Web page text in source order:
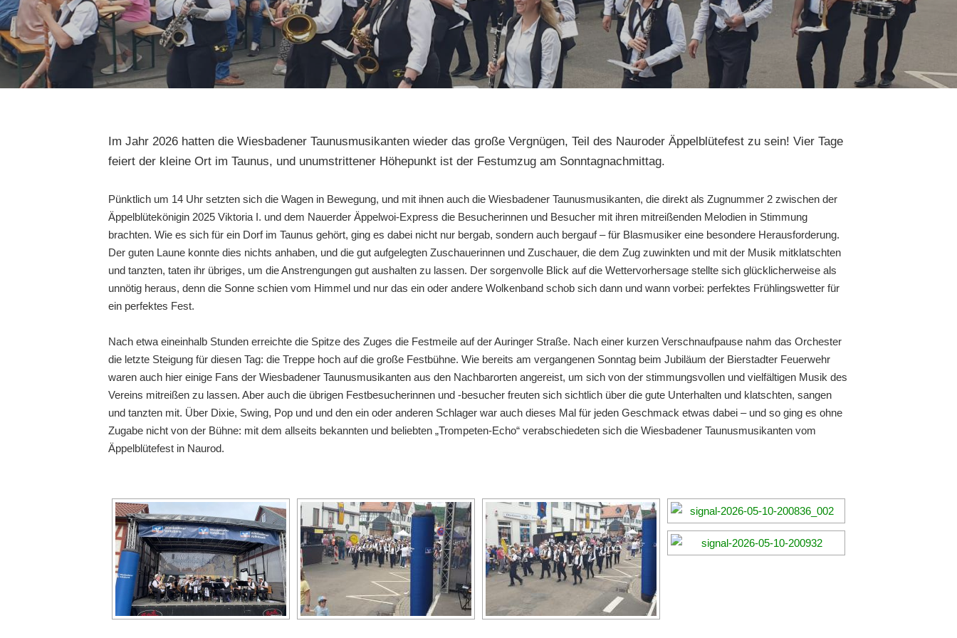
Im Jahr 2026 hatten die Wiesbadener Taunusmusikanten wieder das große Vergnügen, Teil des Nauroder Äppelblütefest zu sein! Vier Tage
feiert der kleine Ort im Taunus, und unumstrittener Höhepunkt ist der Festumzug am Sonntagnachmittag.
Pünktlich um 14 Uhr setzten sich die Wagen in Bewegung, und mit ihnen auch die Wiesbadener Taunusmusikanten, die direkt als Zugnummer 2 zwischen der
Äppelblütekönigin 2025 Viktoria I. und dem Nauerder Äppelwoi-Express die Besucherinnen und Besucher mit ihren mitreißenden Melodien in Stimmung
brachten. Wie es sich für ein Dorf im Taunus gehört, ging es dabei nicht nur bergab, sondern auch bergauf – für Blasmusiker eine besondere Herausforderung.
Der guten Laune konnte dies nichts anhaben, und die gut aufgelegten Zuschauerinnen und Zuschauer, die dem Zug zuwinkten und mit der Musik mitklatschten
und tanzten, taten ihr übriges, um die Anstrengungen gut aushalten zu lassen. Der sorgenvolle Blick auf die Wettervorhersage stellte sich glücklicherweise als
unnötig heraus, denn die Sonne schien vom Himmel und nur das ein oder andere Wolkenband schob sich dann und wann vorbei: perfektes Frühlingswetter für
ein perfektes Fest.
Nach etwa eineinhalb Stunden erreichte die Spitze des Zuges die Festmeile auf der Auringer Straße. Nach einer kurzen Verschnaufpause nahm das Orchester
die letzte Steigung für diesen Tag: die Treppe hoch auf die große Festbühne. Wie bereits am vergangenen Sonntag beim Jubiläum der Bierstadter Feuerwehr
waren auch hier einige Fans der Wiesbadener Taunusmusikanten aus den Nachbarorten angereist, um sich von der stimmungsvollen und vielfältigen Musik des
Vereins mitreißen zu lassen. Aber auch die übrigen Festbesucherinnen und -besucher freuten sich sichtlich über die gute Unterhalten und klatschten, sangen
und tanzten mit. Über Dixie, Swing, Pop und und den ein oder anderen Schlager war auch dieses Mal für jeden Geschmack etwas dabei – und so ging es ohne
Zugabe nicht von der Bühne: mit dem allseits bekannten und beliebten „Trompeten-Echo“ verabschiedeten sich die Wiesbadener Taunusmusikanten vom
Äppelblütefest in Naurod.